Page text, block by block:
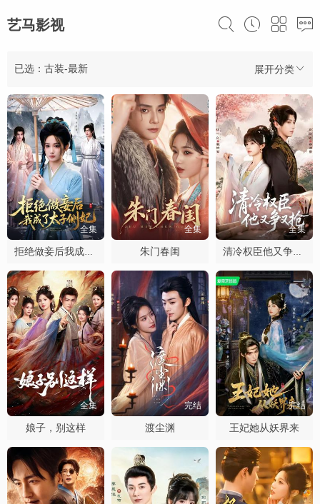
艺马影视
展开分类
已选：古装-最新
全集
拒绝做妾后我成了太子侧妃
全集
朱门春闺
全集
清冷权臣他又争又抢
全集
娘子，别这样
完结
渡尘渊
完结
王妃她从妖界来